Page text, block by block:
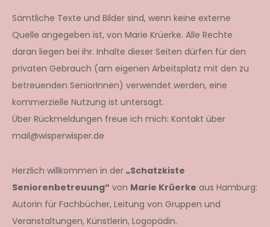
Sämtliche Texte und Bilder sind, wenn keine externe
Quelle angegeben ist, von Marie Krüerke. Alle Rechte
daran liegen bei ihr. Inhalte dieser Seiten dürfen für den
privaten Gebrauch (am eigenen Arbeitsplatz mit den zu
betreuenden SeniorInnen) verwendet werden, eine
kommerzielle Nutzung ist untersagt.
Über Rückmeldungen freue ich mich: Kontakt über
mail@wisperwisper.de
Herzlich willkommen in der „Schatzkiste
Seniorenbetreuung“ von Marie Krüerke aus Hamburg:
Autorin für Fachbücher, Leitung von Gruppen und
Veranstaltungen, Künstlerin, Logopädin.